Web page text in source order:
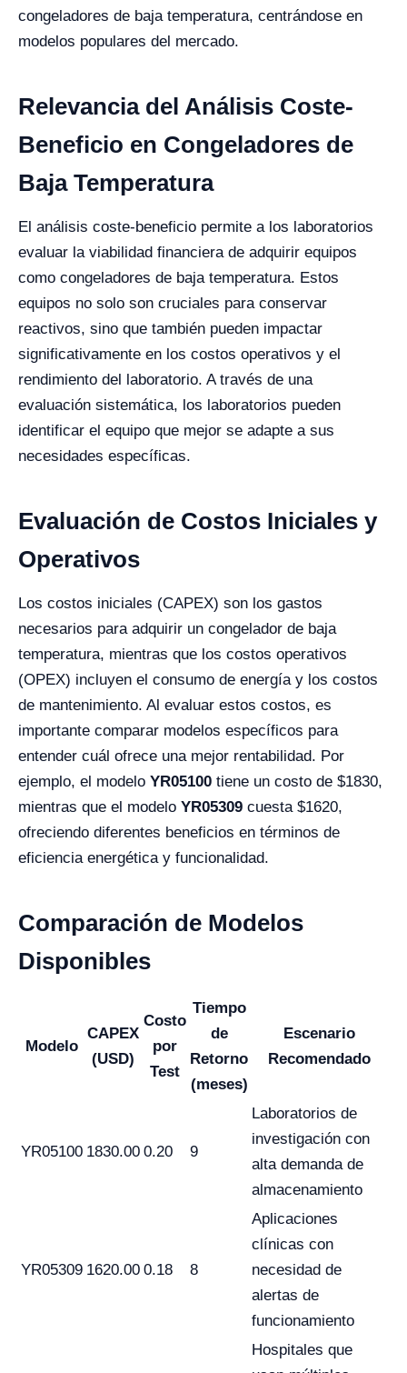
congeladores de baja temperatura, centrándose en
modelos populares del mercado.
Relevancia del Análisis Coste-
Beneficio en Congeladores de
Baja Temperatura
El análisis coste-beneficio permite a los laboratorios
evaluar la viabilidad financiera de adquirir equipos
como congeladores de baja temperatura. Estos
equipos no solo son cruciales para conservar
reactivos, sino que también pueden impactar
significativamente en los costos operativos y el
rendimiento del laboratorio. A través de una
evaluación sistemática, los laboratorios pueden
identificar el equipo que mejor se adapte a sus
necesidades específicas.
Evaluación de Costos Iniciales y
Operativos
Los costos iniciales (CAPEX) son los gastos
necesarios para adquirir un congelador de baja
temperatura, mientras que los costos operativos
(OPEX) incluyen el consumo de energía y los costos
de mantenimiento. Al evaluar estos costos, es
importante comparar modelos específicos para
entender cuál ofrece una mejor rentabilidad. Por
ejemplo, el modelo YR05100 tiene un costo de $1830,
mientras que el modelo YR05309 cuesta $1620,
ofreciendo diferentes beneficios en términos de
eficiencia energética y funcionalidad.
Comparación de Modelos
Disponibles
Modelo
CAPEX
(USD)
Costo
por
Test
Tiempo
de
Retorno
(meses)
Escenario
Recomendado
YR05100 1830.00 0.20 9
Laboratorios de
investigación con
alta demanda de
almacenamiento
YR05309 1620.00 0.18 8
Aplicaciones
clínicas con
necesidad de
alertas de
funcionamiento
Hospitales que